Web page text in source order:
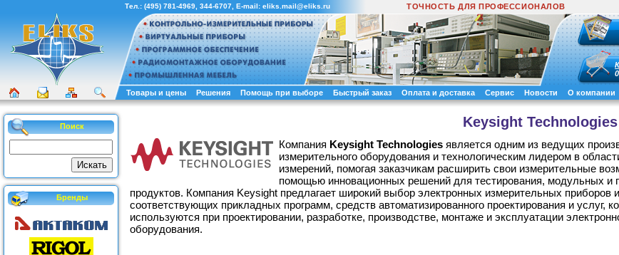
Тел.: (495) 781-4969 344-6707 , E-mail: eliks.mail@eliks.ru ТОЧНОСТЬ ДЛЯ ПРОФЕССИОНАЛОВ
Товары и цены Решения Помощь при выборе Быстрый заказ Оплата и доставка Сервис Новости О компании
Поиск
Бренды
Keysight Technologies
Компания Keysight Technologies является одним из ведущих
измерительного оборудования и технологическим лидером в
измерений, помогая заказчикам расширить свои измерительные
помощью инновационных решений для тестирования, модульных и
продуктов. Компания Keysight предлагает широкий выбор электронных измерительных приборов
соответствующих прикладных программ, средств автоматизированного проектирования и услуг,
используются при проектировании, разработке, производстве, монтаже и эксплуатации
оборудования.